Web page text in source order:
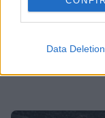
Data Deletion
μίσος στον
TRENDS
για πέτρινους
αγοριού - Λεπτό